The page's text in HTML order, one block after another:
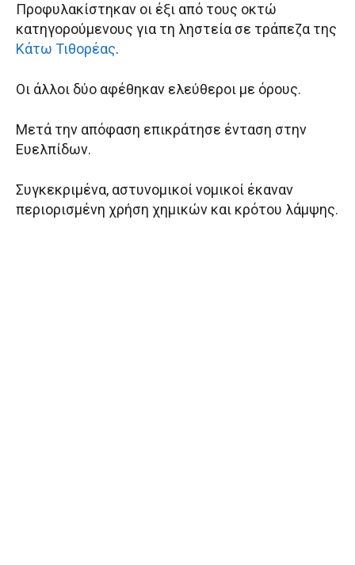
Προφυλακίστηκαν οι έξι από τους οκτώ
κατηγορούμενους για τη ληστεία σε τράπεζα της
Κάτω Τιθορέας.
Οι άλλοι δύο αφέθηκαν ελεύθεροι με όρους.
Μετά την απόφαση επικράτησε ένταση στην
Ευελπίδων.
Συγκεκριμένα, αστυνομικοί νομικοί έκαναν
περιορισμένη χρήση χημικών και κρότου λάμψης.